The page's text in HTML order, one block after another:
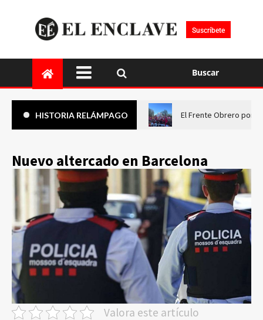
Suscríbete
Buscar
HISTORIA RELÁMPAGO El Frente Obrero pone
Nuevo altercado en Barcelona
Valora este artículo